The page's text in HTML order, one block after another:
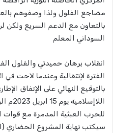
مضاجع الفلول ولذا وصفوهم
بالتعاون مع الدعم السريع
السوداني المعلم
الفترة لإنتقالية وعندما لاحت في
بالتوقيع النهائي على الإتفاق
للحرب العبثية المدمرة مع قوات
سيكتب نهاية المشروع الحضاري